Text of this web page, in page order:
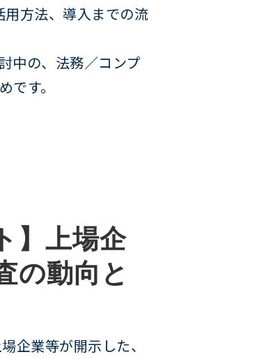
用方法、導入までの流
中の、法務／コンプ
です。
】上場企
の動向と
企業等が開示した、